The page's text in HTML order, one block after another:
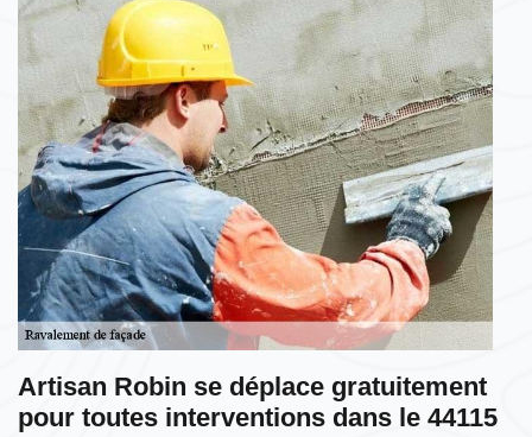
Artisan Robin se déplace gratuitement
pour toutes interventions dans le 44115